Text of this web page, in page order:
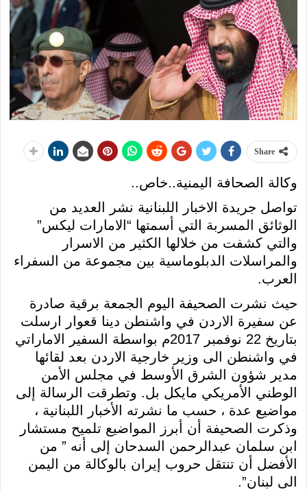
Share
وكالة الصحافة اليمنية..خاص..
تواصل جريدة الاخبار اللبنانية نشر العديد من
الوثائق المسربة التي أسمتها “الامارات ليكس”
والتي كشفت من خلالها الكثير من الاسرار
والمراسلات الدبلوماسية بين مجموعة من السفراء
العرب.
حيث نشرت الصحيفة اليوم الجمعة برقية صادرة
عن سفيرة الاردن في واشنطن دينا قعوار ارسلت
بتاريخ 22 نوفمبر 2017م بواسطة السفير الاماراتي
في واشنطن الى وزير خارجية الاردن بعد لقائها
مدير شؤون الشرق الأوسط في مجلس الأمن
الوطني الأمريكي مايكل بل. وتطرقت الرسالة إلى
مواضيع عدة ، حسب ما نشرته الأخبار اللبنانية ،
وذكرت الصحيفة أن أبرز المواضيع تلميح مستشار
ابن سلمان عبدالرحمن السدحان إلى أنه ” من
الأفضل أن تنتقل حروب إيران بالوكالة من اليمن
الى لبنان”.